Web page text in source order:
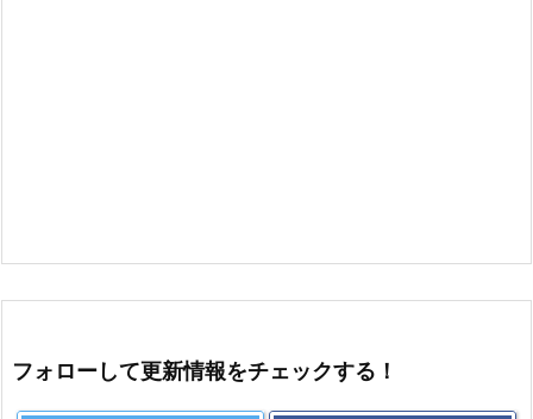
フォローして更新情報をチェックする！